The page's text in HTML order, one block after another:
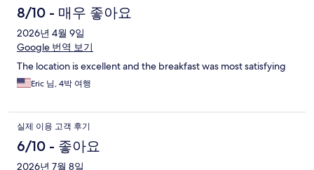
8/10 - 매우 좋아요
2026년 4월 9일
Google 번역 보기
The location is excellent and the breakfast was most satisfying
Eric 님, 4박 여행
실제 이용 고객 후기
6/10 - 좋아요
2026년 7월 8일